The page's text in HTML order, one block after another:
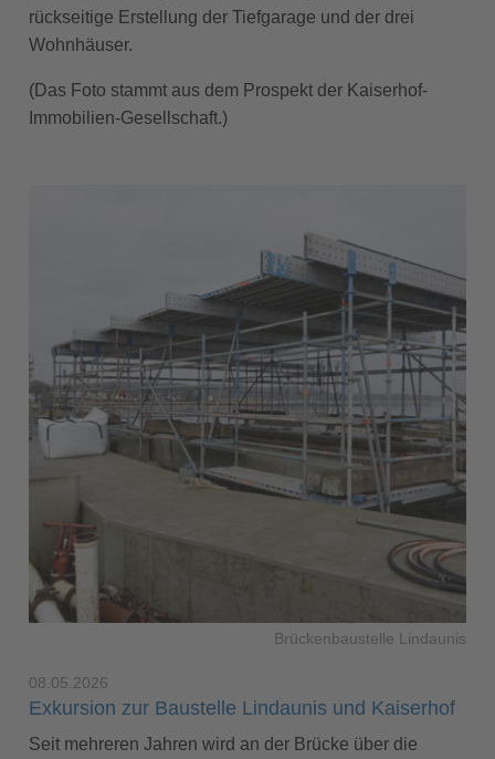
rückseitige Erstellung der Tiefgarage und der drei
Wohnhäuser.
(Das Foto stammt aus dem Prospekt der Kaiserhof-
Immobilien-Gesellschaft.)
Brückenbaustelle Lindaunis
08.05.2026
Exkursion zur Baustelle Lindaunis und Kaiserhof
Seit mehreren Jahren wird an der Brücke über die